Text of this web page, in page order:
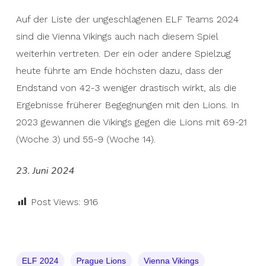
Auf der Liste der ungeschlagenen ELF Teams 2024
sind die Vienna Vikings auch nach diesem Spiel
weiterhin vertreten. Der ein oder andere Spielzug
heute führte am Ende höchsten dazu, dass der
Endstand von 42-3 weniger drastisch wirkt, als die
Ergebnisse früherer Begegnungen mit den Lions. In
2023 gewannen die Vikings gegen die Lions mit 69-21
(Woche 3) und 55-9 (Woche 14).
23. Juni 2024
Post Views: 916
ELF 2024 Prague Lions Vienna Vikings